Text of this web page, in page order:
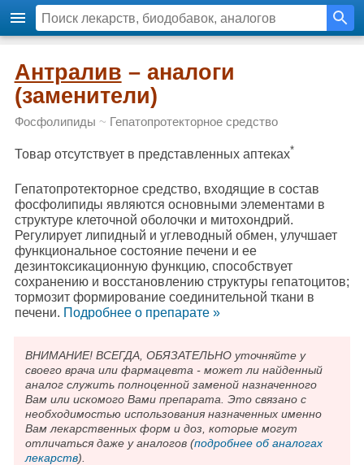
Антралив – аналоги
(заменители)
Фосфолипиды ~ Гепатопротекторное средство
Товар отсутствует в представленных аптеках*
Гепатопротекторное средство, входящие в состав
фосфолипиды являются основными элементами в
структуре клеточной оболочки и митохондрий.
Регулирует липидный и углеводный обмен, улучшает
функциональное состояние печени и ее
дезинтоксикационную функцию, способствует
сохранению и восстановлению структуры гепатоцитов;
тормозит формирование соединительной ткани в
печени. Подробнee о препарате »
ВНИМАНИЕ! ВСЕГДА, ОБЯЗАТЕЛЬНО уточняйте у
своего врача или фармацевта - может ли найденный
аналог служить полноценной заменой назначенного
Вам или искомого Вами препарата. Это связано с
необходимостью использования назначенных именно
Вам лекарственных форм и доз, которые могут
отличаться даже у аналогов (подробнее об аналогах
лекарств).